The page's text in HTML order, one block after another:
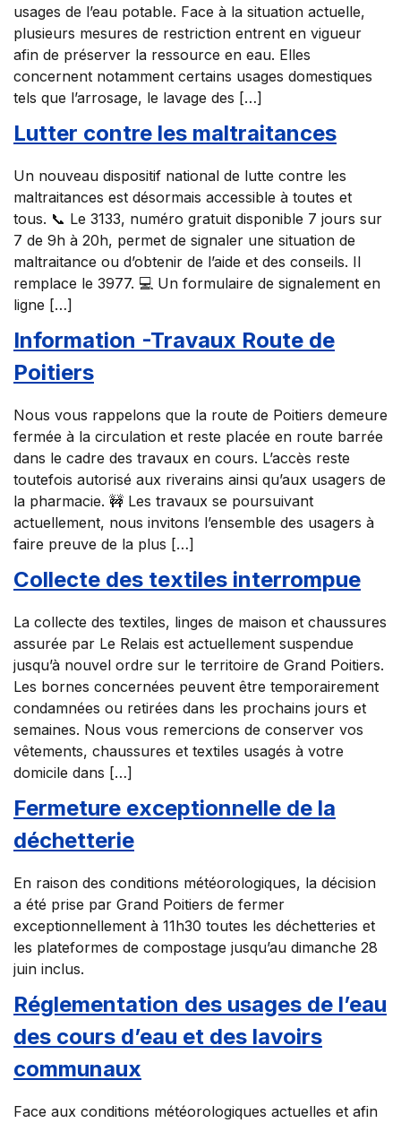
usages de l’eau potable. Face à la situation actuelle,
plusieurs mesures de restriction entrent en vigueur
afin de préserver la ressource en eau. Elles
concernent notamment certains usages domestiques
tels que l’arrosage, le lavage des […]
Lutter contre les maltraitances
Un nouveau dispositif national de lutte contre les
maltraitances est désormais accessible à toutes et
tous. 📞 Le 3133, numéro gratuit disponible 7 jours sur
7 de 9h à 20h, permet de signaler une situation de
maltraitance ou d’obtenir de l’aide et des conseils. Il
remplace le 3977. 💻 Un formulaire de signalement en
ligne […]
Information -Travaux Route de
Poitiers
Nous vous rappelons que la route de Poitiers demeure
fermée à la circulation et reste placée en route barrée
dans le cadre des travaux en cours. L’accès reste
toutefois autorisé aux riverains ainsi qu’aux usagers de
la pharmacie. 🚧 Les travaux se poursuivant
actuellement, nous invitons l’ensemble des usagers à
faire preuve de la plus […]
Collecte des textiles interrompue
La collecte des textiles, linges de maison et chaussures
assurée par Le Relais est actuellement suspendue
jusqu’à nouvel ordre sur le territoire de Grand Poitiers.
Les bornes concernées peuvent être temporairement
condamnées ou retirées dans les prochains jours et
semaines. Nous vous remercions de conserver vos
vêtements, chaussures et textiles usagés à votre
domicile dans […]
Fermeture exceptionnelle de la
déchetterie
En raison des conditions météorologiques, la décision
a été prise par Grand Poitiers de fermer
exceptionnellement à 11h30 toutes les déchetteries et
les plateformes de compostage jusqu’au dimanche 28
juin inclus.
Réglementation des usages de l’eau
des cours d’eau et des lavoirs
communaux
Face aux conditions météorologiques actuelles et afin